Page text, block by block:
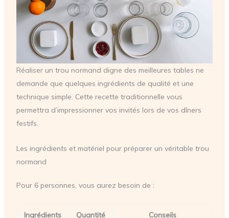
Réaliser un trou normand digne des meilleures tables ne
demande que quelques ingrédients de qualité et une
technique simple. Cette recette traditionnelle vous
permettra d’impressionner vos invités lors de vos dîners
festifs.
Les ingrédients et matériel pour préparer un véritable trou
normand
Pour 6 personnes, vous aurez besoin de :
Ingrédients Quantité Conseils